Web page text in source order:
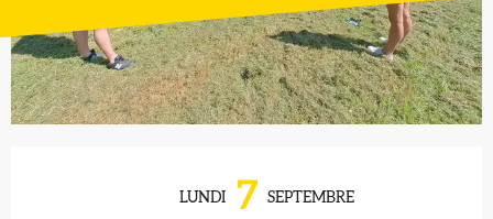
LUNDI 7 SEPTEMBRE